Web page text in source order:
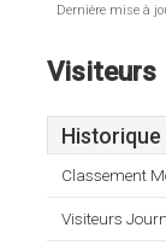
Dernière mise à
Visiteurs
Classement
Visiteurs